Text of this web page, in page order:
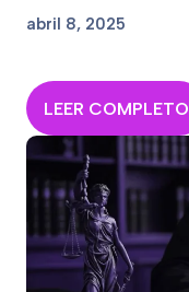
abril 8, 2025
LEER COMPLETO